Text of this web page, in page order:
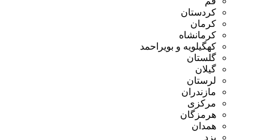
کردستان
کرمان
کرمانشاه
کهگیلویه و بویراحمد
گلستان
گیلان
لرستان
مازندران
مرکزی
هرمزگان
همدان
یزد